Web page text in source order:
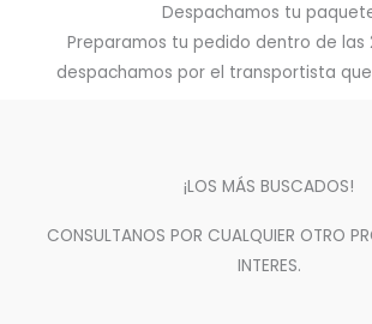
Despachamos tu
Preparamos tu pedido dentro de
despachamos por el transportista
¡LOS MÁS BUSCADOS!
CONSULTANOS POR CUALQUIER OTRO
INTERES.